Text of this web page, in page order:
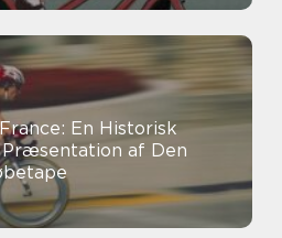
En Historisk
Præsentation af Den